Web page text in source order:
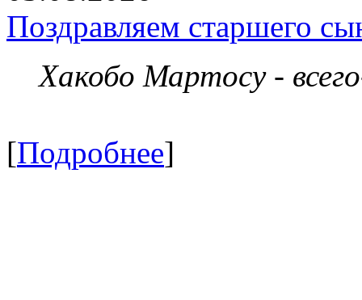
Поздравляем старшего
Хакобо Мартосу -
[Подробнее]